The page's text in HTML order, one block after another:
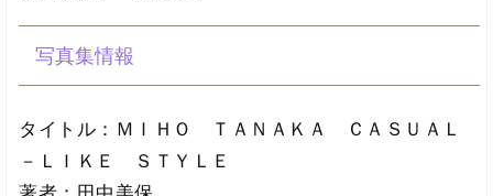
写真集情報
タイトル：ＭＩＨＯ ＴＡＮＡＫＡ ＣＡＳＵＡＬ
－ＬＩＫＥ ＳＴＹＬＥ